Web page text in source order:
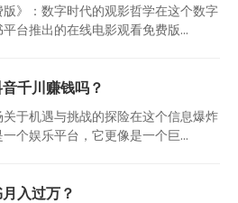
版》：数字时代的观影哲学在这个数字
台推出的在线电影观看免费版...
千川赚钱吗？
于机遇与挑战的探险在这个信息爆炸
个娱乐平台，它更像是一个巨...
入过万？